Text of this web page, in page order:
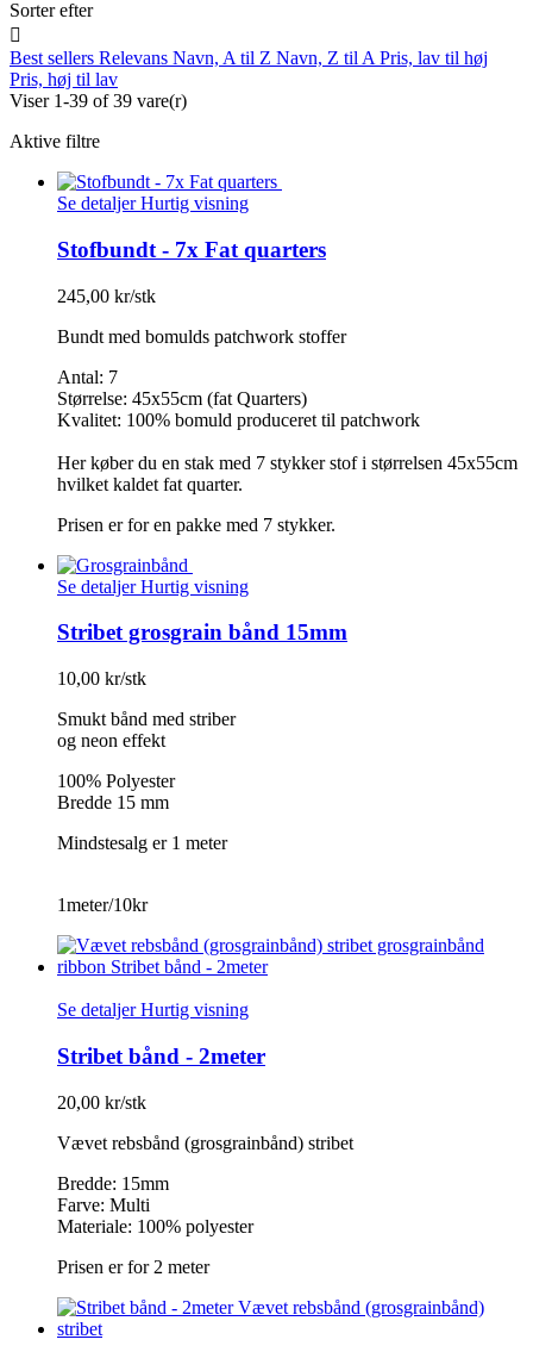
Sorter efter

Best sellers Relevans Navn, A til Z Navn, Z til A Pris, lav til høj
Pris, høj til lav
Viser 1-39 of 39 vare(r)
Aktive filtre
Se detaljerHurtig visning
Stofbundt - 7x Fat quarters
245,00 kr/stk
Bundt med bomulds patchwork stoffer
Antal: 7
Størrelse: 45x55cm (fat Quarters)
Kvalitet: 100% bomuld produceret til patchwork
Her køber du en stak med 7 stykker stof i størrelsen 45x55cm
hvilket kaldet fat quarter.
Prisen er for en pakke med 7 stykker.
Se detaljerHurtig visning
Stribet grosgrain bånd 15mm
10,00 kr/stk
Smukt bånd med striber
og neon effekt
100% Polyester
Bredde 15 mm
Mindstesalg er 1 meter
1meter/10kr
Se detaljerHurtig visning
Stribet bånd - 2meter
20,00 kr/stk
Vævet rebsbånd (grosgrainbånd) stribet
Bredde: 15mm
Farve: Multi
Materiale: 100% polyester
Prisen er for 2 meter